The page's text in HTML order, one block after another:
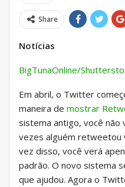
Share
Notícias
BigTunaOnline/
Em abril, o Twitter
maneira de mostrar
sistema antigo, você
vezes alguém retweetou
vez disso, você verá
padrão. O novo sistema
que ajudou. Agora o